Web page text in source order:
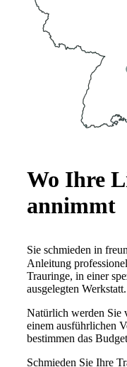
Wo Ihre
annimmt
Sie schmieden in
Anleitung
Trauringe, in einer
ausgelegten Werkstatt.
Natürlich werden Sie
einem ausführlichen
bestimmen das
Schmieden Sie Ihre